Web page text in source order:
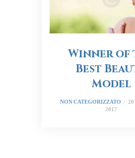
Winner of
Best
Model
NON CATEGORIZZATO
2017